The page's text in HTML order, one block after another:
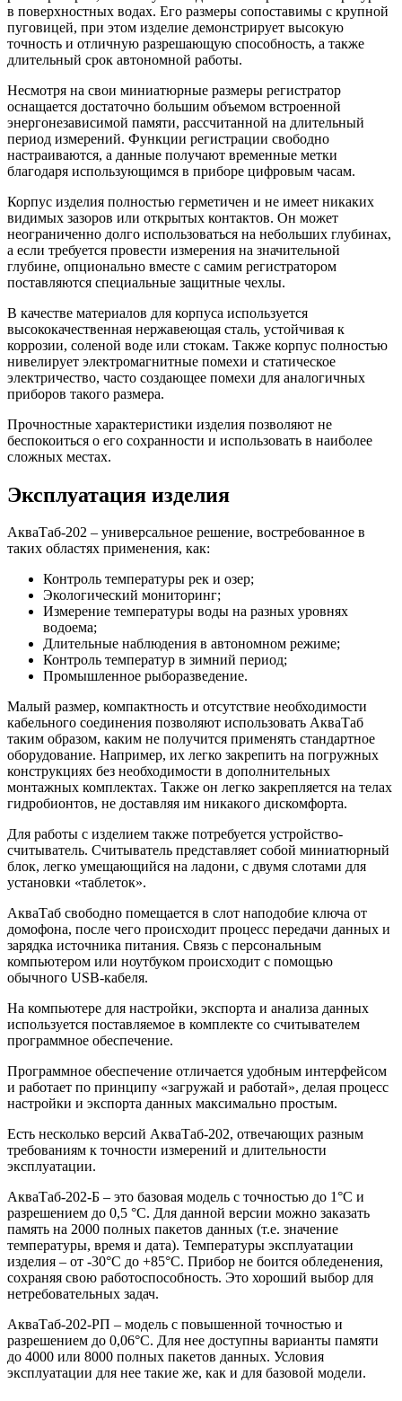
в поверхностных водах. Его размеры сопоставимы с крупной
пуговицей, при этом изделие демонстрирует высокую
точность и отличную разрешающую способность, а также
длительный срок автономной работы.
Несмотря на свои миниатюрные размеры регистратор
оснащается достаточно большим объемом встроенной
энергонезависимой памяти, рассчитанной на длительный
период измерений. Функции регистрации свободно
настраиваются, а данные получают временные метки
благодаря использующимся в приборе цифровым часам.
Корпус изделия полностью герметичен и не имеет никаких
видимых зазоров или открытых контактов. Он может
неограниченно долго использоваться на небольших глубинах,
а если требуется провести измерения на значительной
глубине, опционально вместе с самим регистратором
поставляются специальные защитные чехлы.
В качестве материалов для корпуса используется
высококачественная нержавеющая сталь, устойчивая к
коррозии, соленой воде или стокам. Также корпус полностью
нивелирует электромагнитные помехи и статическое
электричество, часто создающее помехи для аналогичных
приборов такого размера.
Прочностные характеристики изделия позволяют не
беспокоиться о его сохранности и использовать в наиболее
сложных местах.
Эксплуатация изделия
АкваТаб-202 – универсальное решение, востребованное в
таких областях применения, как:
Контроль температуры рек и озер;
Экологический мониторинг;
Измерение температуры воды на разных уровнях
водоема;
Длительные наблюдения в автономном режиме;
Контроль температур в зимний период;
Промышленное рыборазведение.
Малый размер, компактность и отсутствие необходимости
кабельного соединения позволяют использовать АкваТаб
таким образом, каким не получится применять стандартное
оборудование. Например, их легко закрепить на погружных
конструкциях без необходимости в дополнительных
монтажных комплектах. Также он легко закрепляется на телах
гидробионтов, не доставляя им никакого дискомфорта.
Для работы с изделием также потребуется устройство-
считыватель. Считыватель представляет собой миниатюрный
блок, легко умещающийся на ладони, с двумя слотами для
установки «таблеток».
АкваТаб свободно помещается в слот наподобие ключа от
домофона, после чего происходит процесс передачи данных и
зарядка источника питания. Связь с персональным
компьютером или ноутбуком происходит с помощью
обычного USB-кабеля.
На компьютере для настройки, экспорта и анализа данных
используется поставляемое в комплекте со считывателем
программное обеспечение.
Программное обеспечение отличается удобным интерфейсом
и работает по принципу «загружай и работай», делая процесс
настройки и экспорта данных максимально простым.
Есть несколько версий АкваТаб-202, отвечающих разным
требованиям к точности измерений и длительности
эксплуатации.
АкваТаб-202-Б – это базовая модель с точностью до 1°C и
разрешением до 0,5 °C. Для данной версии можно заказать
память на 2000 полных пакетов данных (т.е. значение
температуры, время и дата). Температуры эксплуатации
изделия – от -30°C до +85°C. Прибор не боится обледенения,
сохраняя свою работоспособность. Это хороший выбор для
нетребовательных задач.
АкваТаб-202-РП – модель с повышенной точностью и
разрешением до 0,06°C. Для нее доступны варианты памяти
до 4000 или 8000 полных пакетов данных. Условия
эксплуатации для нее такие же, как и для базовой модели.